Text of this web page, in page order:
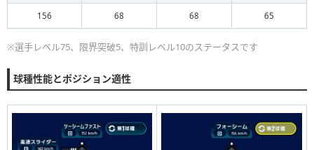
156 68 68 65
※選手レベル75、限界突破5、特訓レベル10のステータスです
球種性能とポジション適性